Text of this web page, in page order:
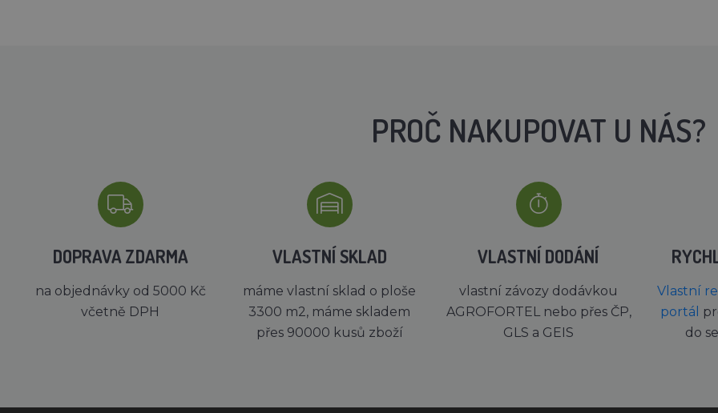
PROČ NAKUPOVAT U NÁS?
DOPRAVA ZDARMA
na objednávky od 5000 Kč
včetně DPH
VLASTNÍ SKLAD
máme vlastní sklad o ploše
3300 m2, máme skladem
přes 90000 kusů zboží
VLASTNÍ DODÁNÍ
vlastní závozy dodávkou
AGROFORTEL nebo přes ČP,
GLS a GEIS
Vlastní
portál
do